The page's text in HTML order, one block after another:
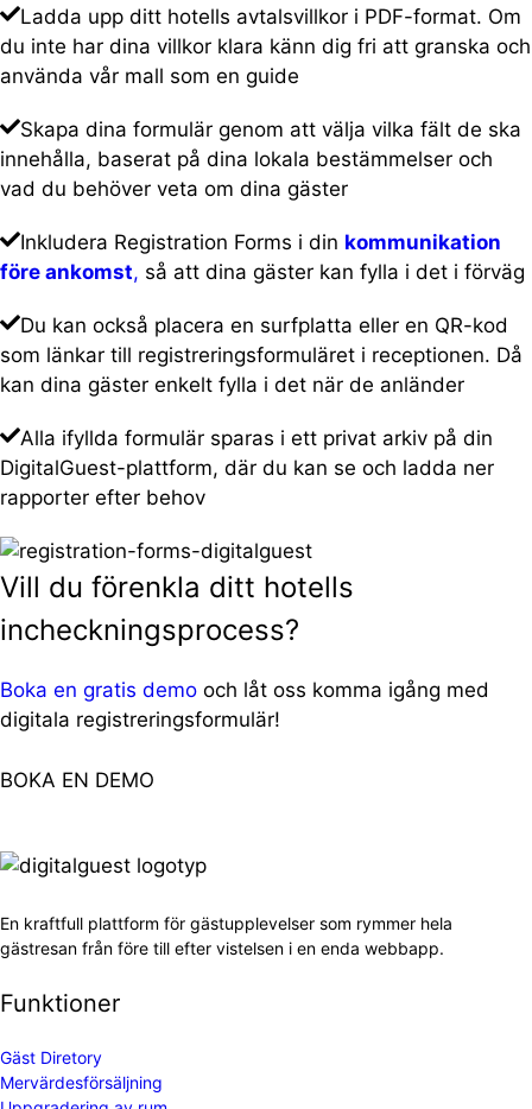
Ladda upp ditt hotells avtalsvillkor i PDF-format. Om
du inte har dina villkor klara känn dig fri att granska och
använda vår mall som en guide
Skapa dina formulär genom att välja vilka fält de ska
innehålla, baserat på dina lokala bestämmelser och
vad du behöver veta om dina gäster
Inkludera Registration Forms i din kommunikation
före ankomst, så att dina gäster kan fylla i det i förväg
Du kan också placera en surfplatta eller en QR-kod
som länkar till registreringsformuläret i receptionen. Då
kan dina gäster enkelt fylla i det när de anländer
Alla ifyllda formulär sparas i ett privat arkiv på din
DigitalGuest-plattform, där du kan se och ladda ner
rapporter efter behov
Vill du förenkla ditt hotells
incheckningsprocess?
Boka en gratis demo och låt oss komma igång med
digitala registreringsformulär!
BOKA EN DEMO
En kraftfull plattform för gästupplevelser som rymmer hela
gästresan från före till efter vistelsen i en enda webbapp.
Funktioner
Gäst Diretory
Mervärdesförsäljning